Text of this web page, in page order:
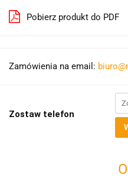
Pobierz produkt do PDF
Zamówienia na email:
Zostaw telefon